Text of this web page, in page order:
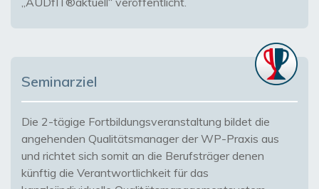
Seminarziel
Die 2-tägige Fortbildungsveranstaltung bildet die
angehenden Qualitätsmanager der WP-Praxis aus
und richtet sich somit an die Berufsträger denen
künftig die Verantwortlichkeit für das